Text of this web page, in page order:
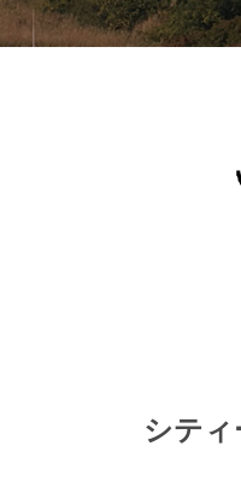
シテ